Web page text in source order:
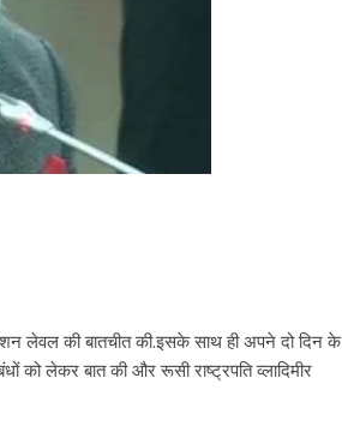
लेवल की बातचीत की.इसके साथ ही अपने दो दिन के
को लेकर बात की और रूसी राष्ट्रपति व्लादिमीर